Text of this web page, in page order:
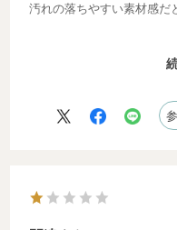
汚れの落ちやすい素材感だ
情報を注視しないと気づけ
した。。
柄の解像度がタオルの質感